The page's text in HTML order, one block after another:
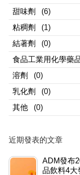
甜味劑
(6)
粘稠劑
(1)
結著劑
(0)
食品工業用化學藥
溶劑
(0)
乳化劑
(0)
其他
(0)
近期發表的文章
ADM發布
品飲料4大